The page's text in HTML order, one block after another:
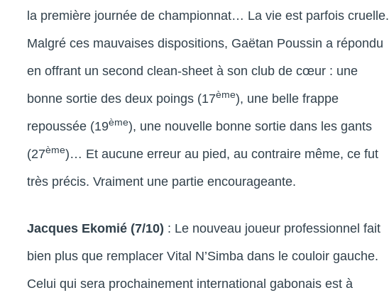
la première journée de championnat… La vie est parfois cruelle.
Malgré ces mauvaises dispositions, Gaëtan Poussin a répondu
en offrant un second clean-sheet à son club de cœur : une
bonne sortie des deux poings (17ème), une belle frappe
repoussée (19ème), une nouvelle bonne sortie dans les gants
(27ème)… Et aucune erreur au pied, au contraire même, ce fut
très précis. Vraiment une partie encourageante.
Jacques Ekomié (7/10) : Le nouveau joueur professionnel fait
bien plus que remplacer Vital N’Simba dans le couloir gauche.
Celui qui sera prochainement international gabonais est à